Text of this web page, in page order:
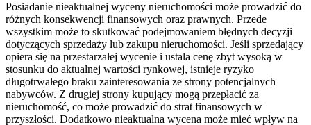
Posiadanie nieaktualnej wyceny nieruchomości może prowadzić do
różnych konsekwencji finansowych oraz prawnych. Przede
wszystkim może to skutkować podejmowaniem błędnych decyzji
dotyczących sprzedaży lub zakupu nieruchomości. Jeśli sprzedający
opiera się na przestarzałej wycenie i ustala cenę zbyt wysoką w
stosunku do aktualnej wartości rynkowej, istnieje ryzyko
długotrwałego braku zainteresowania ze strony potencjalnych
nabywców. Z drugiej strony kupujący mogą przepłacić za
nieruchomość, co może prowadzić do strat finansowych w
przyszłości. Dodatkowo nieaktualna wycena może mieć wpływ na